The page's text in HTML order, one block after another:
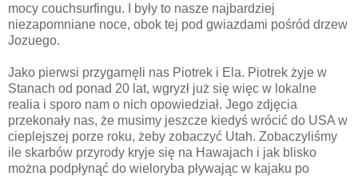
mocy couchsurfingu. I były to nasze najbardziej
niezapomniane noce, obok tej pod gwiazdami pośród drzew
Jozuego.
Jako pierwsi przygarnęli nas Piotrek i Ela. Piotrek żyje w
Stanach od ponad 20 lat, wgryzł już się więc w lokalne
realia i sporo nam o nich opowiedział. Jego zdjęcia
przekonały nas, że musimy jeszcze kiedyś wrócić do USA w
cieplejszej porze roku, żeby zobaczyć Utah. Zobaczyliśmy
ile skarbów przyrody kryje się na Hawajach i jak blisko
można podpłynąć do wieloryba pływając w kajaku po